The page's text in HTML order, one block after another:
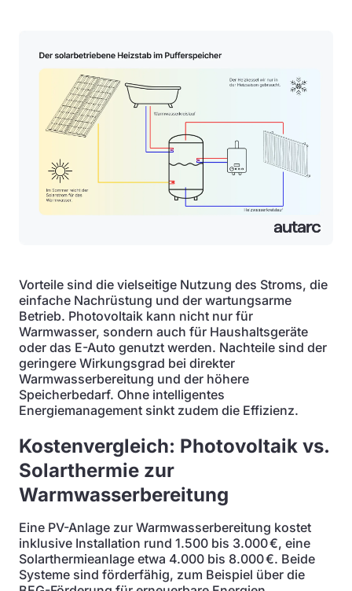
Vorteile sind die vielseitige Nutzung des Stroms, die
einfache Nachrüstung und der wartungsarme
Betrieb. Photovoltaik kann nicht nur für
Warmwasser, sondern auch für Haushaltsgeräte
oder das E-Auto genutzt werden. Nachteile sind der
geringere Wirkungsgrad bei direkter
Warmwasserbereitung und der höhere
Speicherbedarf. Ohne intelligentes
Energiemanagement sinkt zudem die Effizienz.
Kostenvergleich: Photovoltaik vs.
Solarthermie zur
Warmwasserbereitung
Eine PV-Anlage zur Warmwasserbereitung kostet
inklusive Installation rund 1.500 bis 3.000 €, eine
Solarthermieanlage etwa 4.000 bis 8.000 €. Beide
Systeme sind förderfähig, zum Beispiel über die